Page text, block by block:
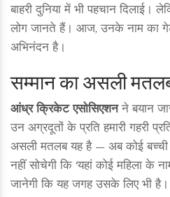
बाहरी दुनिया में भी पहचान
लोग जानते हैं। आज, उनके नाम का
अभिनंदन है।
सम्मान का असली
आंध्र क्रिकेट एसोसिएशनने बयान
उन अग्रदूतों के प्रति हमारी गहरी
असली मतलब यह है — अब कोई बच्ची
नहीं सोचेगी कि ‘यहां कोई महिला
जानेगी कि यह जगह उसके लिए भी है।